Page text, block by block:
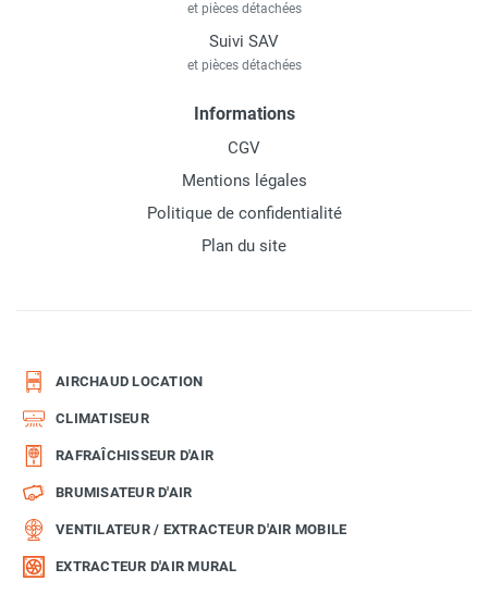
et pièces détachées
Suivi SAV
et pièces détachées
Informations
CGV
Mentions légales
Politique de confidentialité
Plan du site
AIRCHAUD LOCATION
CLIMATISEUR
RAFRAÎCHISSEUR D'AIR
BRUMISATEUR D'AIR
VENTILATEUR / EXTRACTEUR D'AIR MOBILE
EXTRACTEUR D'AIR MURAL